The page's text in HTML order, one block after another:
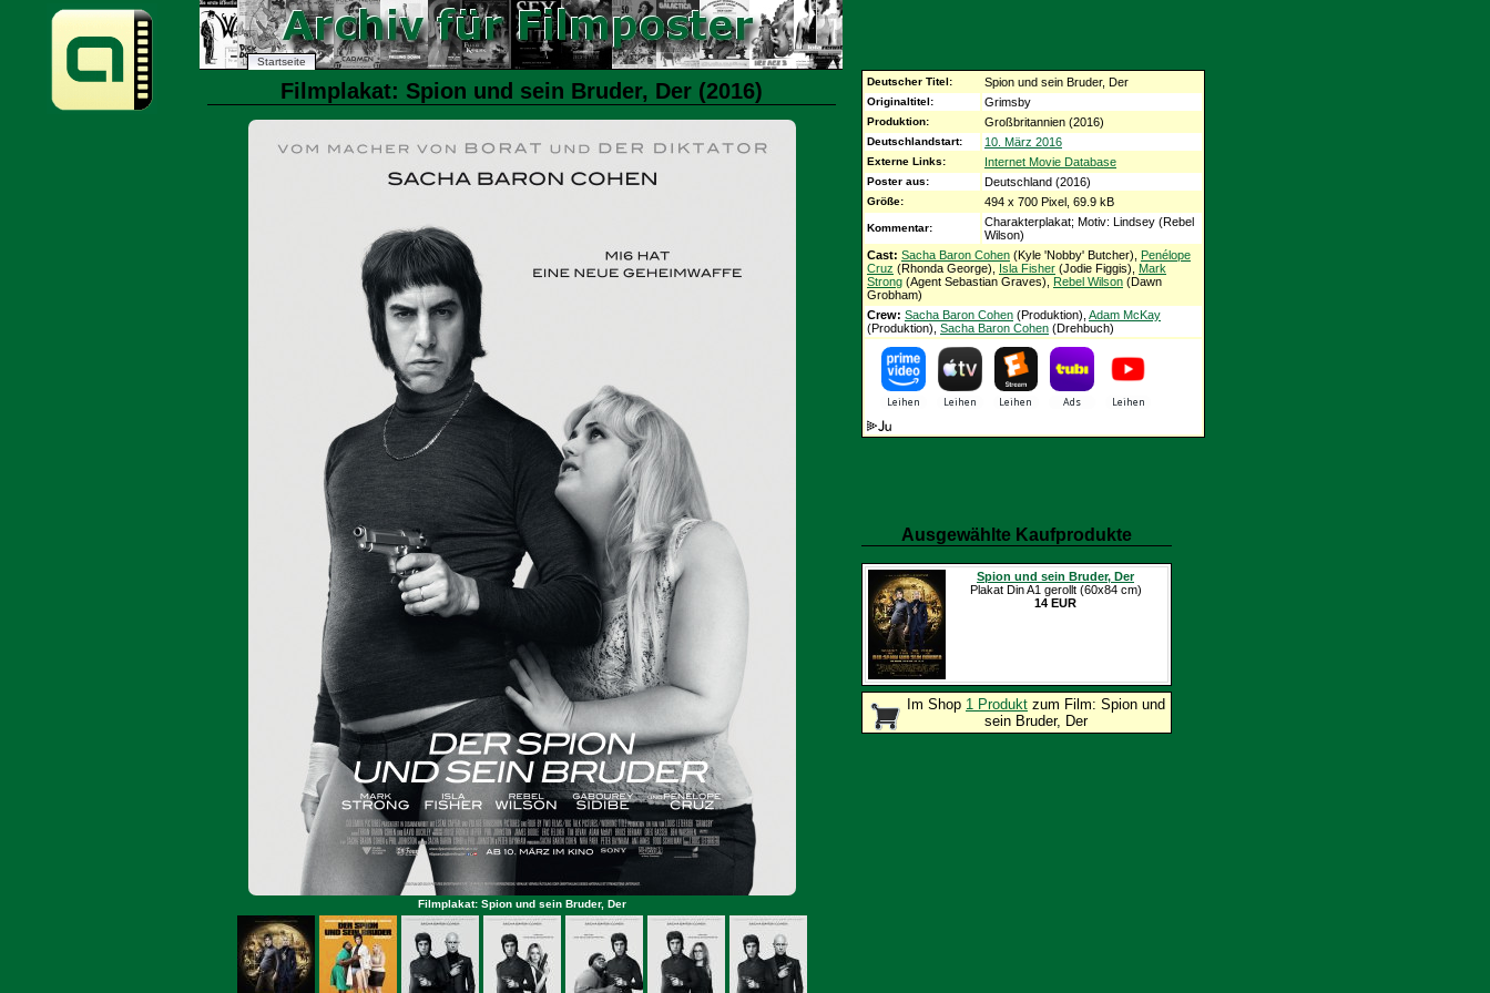
Startseite
Filmplakat: Spion und sein Bruder, Der (2016)
Filmplakat: Spion und sein Bruder, Der
Deutscher Titel: Spion und sein Bruder, Der
Originaltitel: Grimsby
Produktion: Großbritannien (2016)
Deutschlandstart: 10. März 2016
Externe Links: Internet Movie Database
Poster aus: Deutschland (2016)
Größe: 494 x 700 Pixel, 69.9 kB
Kommentar:
Charakterplakat; Motiv: Lindsey (Rebel
Wilson)
Cast: Sacha Baron Cohen (Kyle 'Nobby' Butcher), Penélope
Cruz (Rhonda George), Isla Fisher (Jodie Figgis), Mark
Strong (Agent Sebastian Graves), Rebel Wilson (Dawn
Grobham)
Crew: Sacha Baron Cohen (Produktion), Adam McKay
(Produktion), Sacha Baron Cohen (Drehbuch)
Ausgewählte Kaufprodukte
Spion und sein Bruder, Der
Plakat Din A1 gerollt (60x84 cm)
14 EUR
Im Shop 1 Produkt zum Film: Spion und
sein Bruder, Der